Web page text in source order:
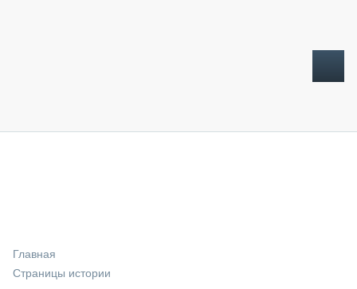
ОБЗОР РЫНКА
Главная
Страницы истории